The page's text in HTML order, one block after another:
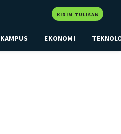
KIRIM TULISAN
KAMPUS EKONOMI